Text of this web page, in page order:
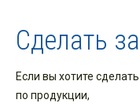
Сделать
Если вы хотите
по продукции,